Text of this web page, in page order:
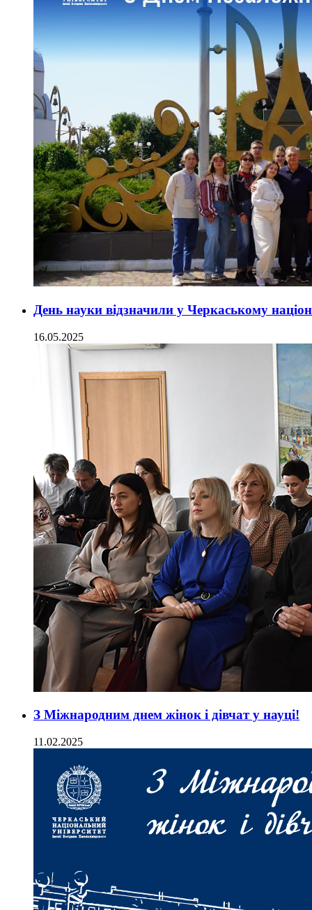
День науки відзначили у Черкаському
16.05.2025
З Міжнародним днем жінок і дівчат у науці!
11.02.2025